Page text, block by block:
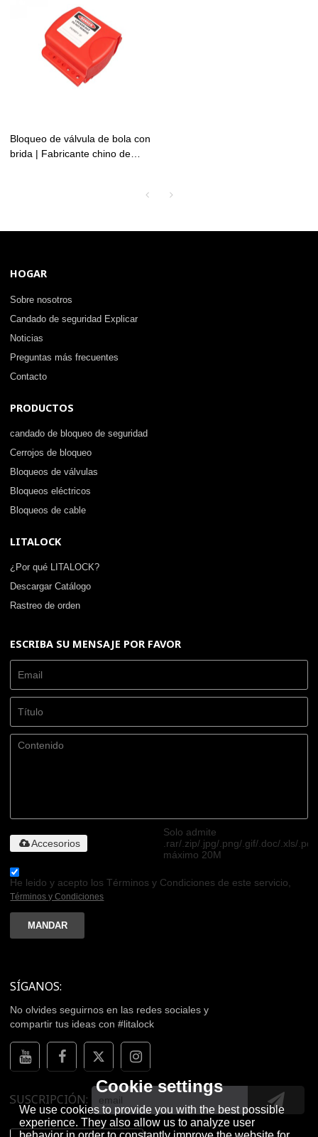
Bloqueo de válvula de bola con
brida | Fabricante chino de
HOGAR
Sobre nosotros
Candado de seguridad Explicar
Noticias
Preguntas más frecuentes
Contacto
PRODUCTOS
candado de bloqueo de seguridad
Cerrojos de bloqueo
Bloqueos de válvulas
Bloqueos eléctricos
Bloqueos de cable
LITALOCK
¿Por qué LITALOCK?
Descargar Catálogo
Rastreo de orden
ESCRIBA SU MENSAJE POR FAVOR
Solo admite
.rar/.zip/.jpg/.png/.gif/.doc/.xls/.pdf,
máximo 20M
Accesorios
He leido y acepto los Términos y Condiciones de este servicio,
Términos y Condiciones
MANDAR
SÍGANOS:
No olvides seguirnos en las redes sociales y
compartir tus ideas con #litalock
SUSCRIPCIÓN
Cookie settings
We use cookies to provide you with the best possible
experience. They also allow us to analyze user